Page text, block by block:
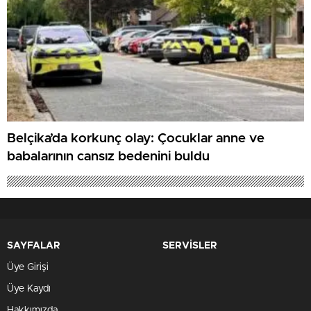
Belçika’da korkunç olay: Çocuklar anne ve
babalarının cansız bedenini buldu
SAYFALAR
Üye Girişi
Üye Kaydı
SERVİSLER